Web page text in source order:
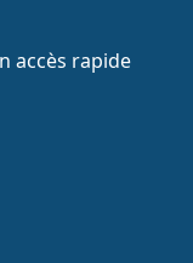
accès rapide